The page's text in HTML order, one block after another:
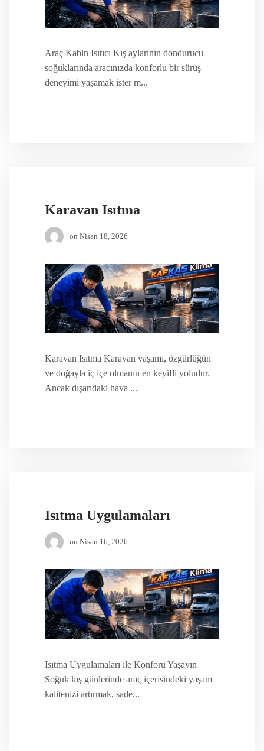
Araç Kabin Isıtıcı Kış aylarının dondurucu
soğuklarında aracınızda konforlu bir sürüş
deneyimi yaşamak ister m...
Karavan Isıtma
on Nisan 18, 2026
Karavan Isıtma Karavan yaşamı, özgürlüğün
ve doğayla iç içe olmanın en keyifli yoludur.
Ancak dışarıdaki hava ...
Isıtma Uygulamaları
on Nisan 16, 2026
Isıtma Uygulamaları ile Konforu Yaşayın
Soğuk kış günlerinde araç içerisindeki yaşam
kalitenizi artırmak, sade...